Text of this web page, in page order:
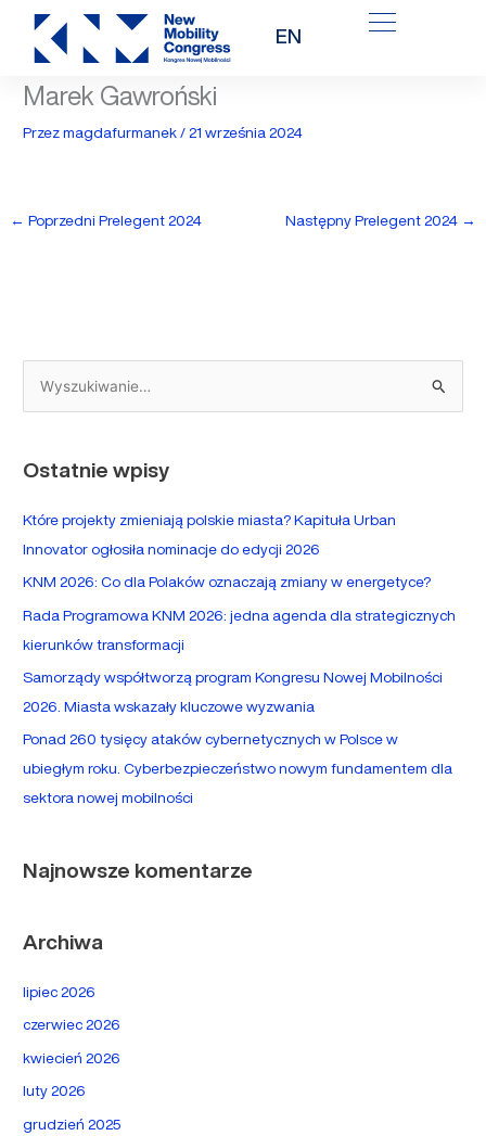
Przejdź
treści
EN
Marek Gawroński
Przezmagdafurmanek/21 września 2024
← Poprzedni Prelegent 2024 Następny Prelegent 2024 →
z
k
l
a
:
Ostatnie wpisy
Które projekty zmieniają polskie miasta? Kapituła Urban
Innovator ogłosiła nominacje do edycji 2026
KNM 2026: Co dla Polaków oznaczają zmiany w energetyce?
Rada Programowa KNM 2026: jedna agenda dla strategicznych
kierunków transformacji
Samorządy współtworzą program Kongresu Nowej Mobilności
2026. Miasta wskazały kluczowe wyzwania
Ponad 260 tysięcy ataków cybernetycznych w Polsce w
ubiegłym roku. Cyberbezpieczeństwo nowym fundamentem dla
sektora nowej mobilności
Najnowsze komentarze
Archiwa
lipiec 2026
czerwiec 2026
kwiecień 2026
luty 2026
grudzień 2025